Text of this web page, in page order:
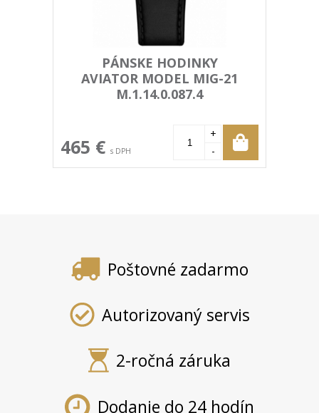
PÁNSKE HODINKY
AVIATOR MODEL MIG-21
M.1.14.0.087.4
465 € s DPH -
+
Poštovné zadarmo
Autorizovaný servis
2-ročná záruka
Dodanie do 24 hodín